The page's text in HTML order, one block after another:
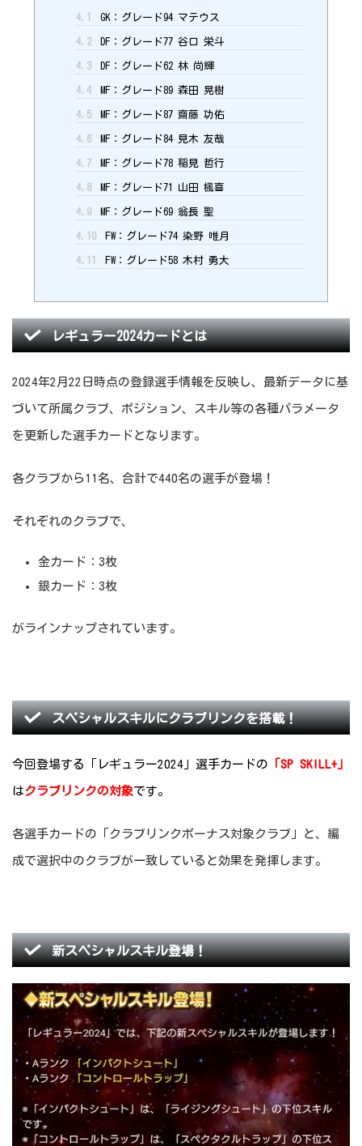
4.1 GK：グレード94 マテウス
4.2 DF：グレード77 谷口 栄斗
4.3 DF：グレード62 林 尚輝
4.4 MF：グレード89 森田 晃樹
4.5 MF：グレード87 齋藤 功佑
4.6 MF：グレード84 見木 友哉
4.7 MF：グレード78 稲見 哲行
4.8 MF：グレード71 山田 楓喜
4.9 MF：グレード69 翁長 聖
4.10 FW：グレード74 染野 唯月
4.11 FW：グレード58 木村 勇大
レギュラー2024カードとは
2024年2月22日時点の登録選手情報を反映し、最新データに基
づいて所属クラブ、ポジション、スキル等の各種パラメータ
を更新した選手カードとなります。
各クラブから11名、合計で440名の選手が登場！
それぞれのクラブで、
金カード：3枚
銀カード：3枚
がラインナップされています。
スペシャルスキルにクラブリンクを搭載！
今回登場する「レギュラー2024」選手カードの 「SP SKILL+」
は クラブリンクの対象です。
各選手カードの「クラブリンクボーナス対象クラブ」と、編
成で選択中のクラブが一致していると効果を発揮します。
新スペシャルスキル登場！